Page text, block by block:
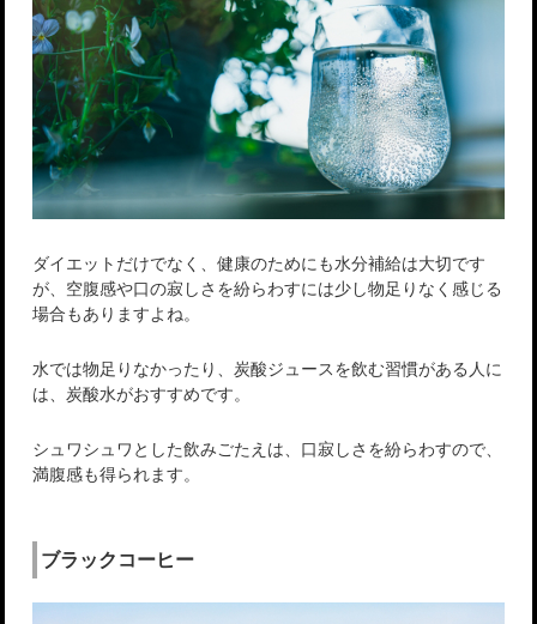
ダイエットだけでなく、健康のためにも水分補給は大切です
が、空腹感や口の寂しさを紛らわすには少し物足りなく感じる
場合もありますよね。
水では物足りなかったり、炭酸ジュースを飲む習慣がある人に
は、炭酸水がおすすめです。
シュワシュワとした飲みごたえは、口寂しさを紛らわすので、
満腹感も得られます。
ブラックコーヒー